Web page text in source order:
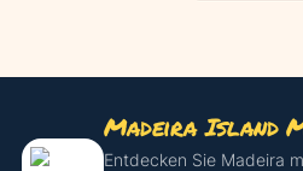
Madeira Island
Entdecken Sie Madeira